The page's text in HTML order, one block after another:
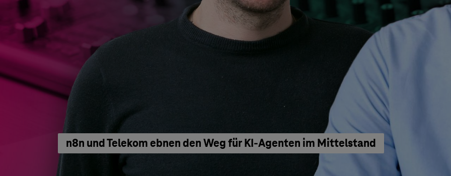
n8n und Telekom ebnen den Weg für KI-Agenten im Mittelstand